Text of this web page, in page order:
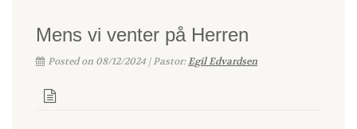
Mens vi venter på Herren
Posted on 08/12/2024 | Pastor:Egil Edvardsen